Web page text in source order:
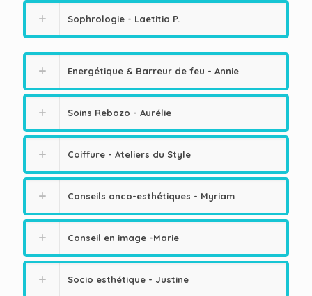
Sophrologie - Laetitia P.
Energétique & Barreur de feu - Annie
Soins Rebozo - Aurélie
Coiffure - Ateliers du Style
Conseils onco-esthétiques - Myriam
Conseil en image -Marie
Socio esthétique - Justine